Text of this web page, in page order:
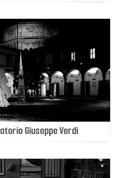
Giuseppe Verdi